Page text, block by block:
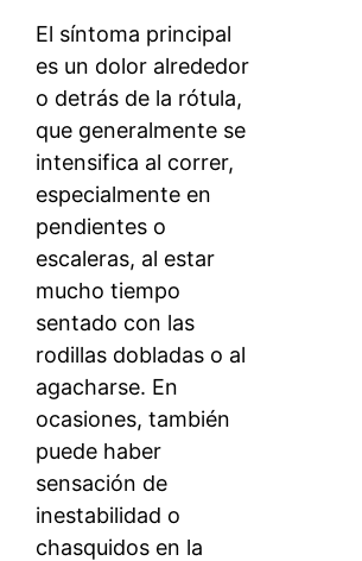
El síntoma principal
es un dolor alrededor
o detrás de la rótula,
que generalmente se
intensifica al correr,
especialmente en
pendientes o
escaleras, al estar
mucho tiempo
sentado con las
rodillas dobladas o al
agacharse. En
ocasiones, también
puede haber
sensación de
inestabilidad o
chasquidos en la